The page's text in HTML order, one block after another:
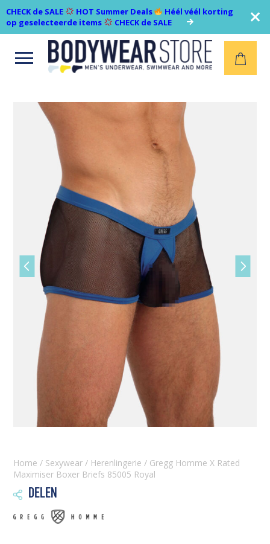
CHECK de SALE HOT Summer Deals
Héél véél korting
op geselecteerde items
CHECK de SALE
Open
Vorige
slide
slide
Home / Sexywear / Herenlingerie / Gregg Homme X Rated
Maximiser Boxer Briefs 85005 Royal
 DELEN